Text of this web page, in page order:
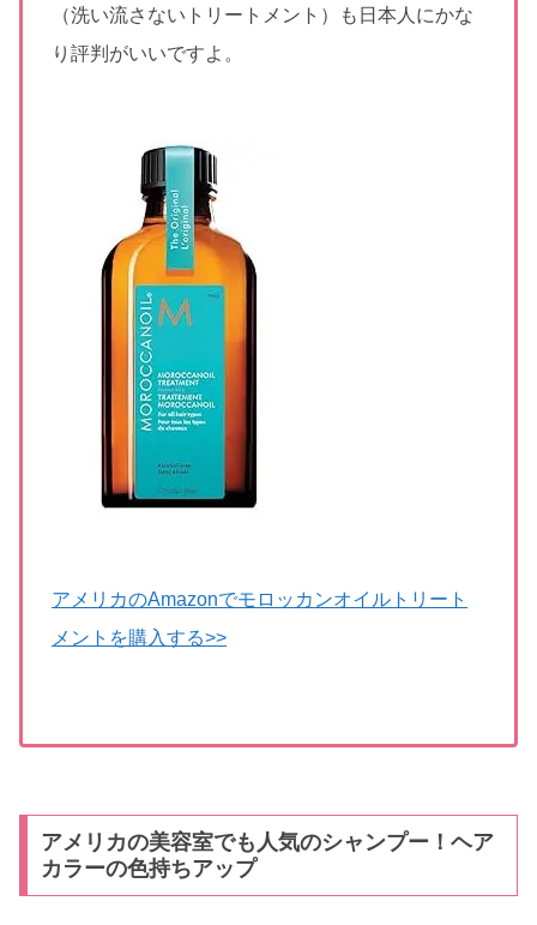
（洗い流さないトリートメント）も日本人にかな
り評判がいいですよ。
アメリカのAmazonでモロッカンオイルトリート
メントを購入する>>
アメリカの美容室でも人気のシャンプー！ヘア
カラーの色持ちアップ